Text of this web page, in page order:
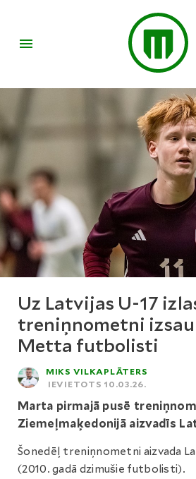
Uz Latvijas U-17
treniņnometni
Metta futbolisti
MIKS VILKAPLĀTERS
IEVIETOTS 10.03.26.
Marta pirmajā pusē
Ziemeļmaķedonijā aizvadīs
Šonedēļ treniņnometni aizvada
(2010. gadā dzimušie futbolisti).